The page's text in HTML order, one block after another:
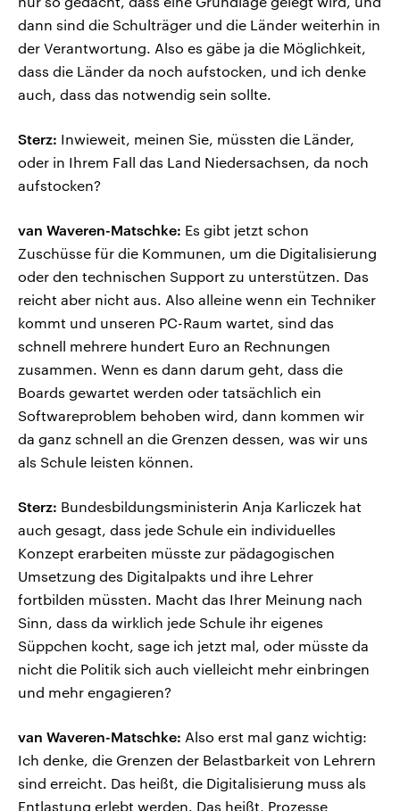
dann sind die Schulträger und die Länder weiterhin in
der Verantwortung. Also es gäbe ja die Möglichkeit,
dass die Länder da noch aufstocken, und ich denke
auch, dass das notwendig sein sollte.
Sterz: Inwieweit, meinen Sie, müssten die Länder,
oder in Ihrem Fall das Land Niedersachsen, da noch
aufstocken?
van Waveren-Matschke: Es gibt jetzt schon
Zuschüsse für die Kommunen, um die Digitalisierung
oder den technischen Support zu unterstützen. Das
reicht aber nicht aus. Also alleine wenn ein Techniker
kommt und unseren PC-Raum wartet, sind das
schnell mehrere hundert Euro an Rechnungen
zusammen. Wenn es dann darum geht, dass die
Boards gewartet werden oder tatsächlich ein
Softwareproblem behoben wird, dann kommen wir
da ganz schnell an die Grenzen dessen, was wir uns
als Schule leisten können.
Sterz: Bundesbildungsministerin Anja Karliczek hat
auch gesagt, dass jede Schule ein individuelles
Konzept erarbeiten müsste zur pädagogischen
Umsetzung des Digitalpakts und ihre Lehrer
fortbilden müssten. Macht das Ihrer Meinung nach
Sinn, dass da wirklich jede Schule ihr eigenes
Süppchen kocht, sage ich jetzt mal, oder müsste da
nicht die Politik sich auch vielleicht mehr einbringen
und mehr engagieren?
van Waveren-Matschke: Also erst mal ganz wichtig:
Ich denke, die Grenzen der Belastbarkeit von Lehrern
sind erreicht. Das heißt, die Digitalisierung muss als
Entlastung erlebt werden. Das heißt, Prozesse